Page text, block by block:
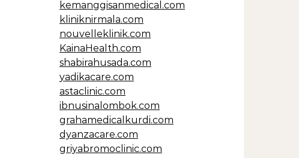
kemanggisanmedical.com
kliniknirmala.com
nouvelleklinik.com
KainaHealth.com
shabirahusada.com
yadikacare.com
astaclinic.com
ibnusinalombok.com
grahamedicalkurdi.com
dyanzacare.com
griyabromoclinic.com